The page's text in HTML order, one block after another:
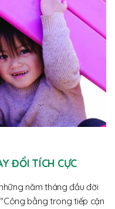
ĐỔI TÍCH CỰC
năm tháng đầu đời
bằng trong tiếp cận